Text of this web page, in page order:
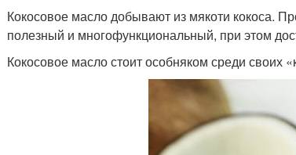
Кокосовое масло добывают из мякоти кокоса.
полезный и многофункциональный, при этом
Кокосовое масло стоит особняком среди своих